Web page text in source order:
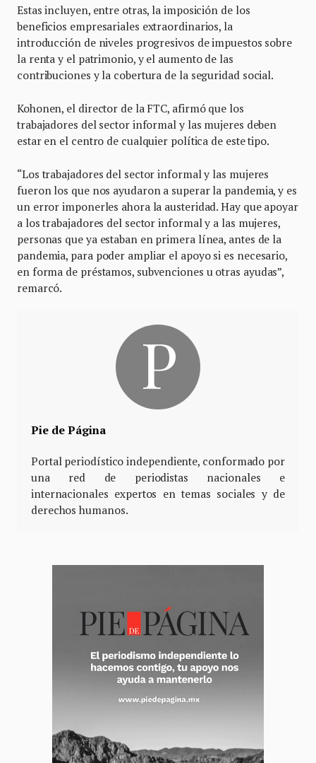
Estas incluyen, entre otras, la imposición de los
beneficios empresariales extraordinarios, la
introducción de niveles progresivos de impuestos sobre
la renta y el patrimonio, y el aumento de las
contribuciones y la cobertura de la seguridad social.
Kohonen, el director de la FTC, afirmó que los
trabajadores del sector informal y las mujeres deben
estar en el centro de cualquier política de este tipo.
“Los trabajadores del sector informal y las mujeres
fueron los que nos ayudaron a superar la pandemia, y es
un error imponerles ahora la austeridad. Hay que apoyar
a los trabajadores del sector informal y a las mujeres,
personas que ya estaban en primera línea, antes de la
pandemia, para poder ampliar el apoyo si es necesario,
en forma de préstamos, subvenciones u otras ayudas”,
remarcó.
Pie de Página
Portal periodístico independiente, conformado por
una red de periodistas nacionales e
internacionales expertos en temas sociales y de
derechos humanos.